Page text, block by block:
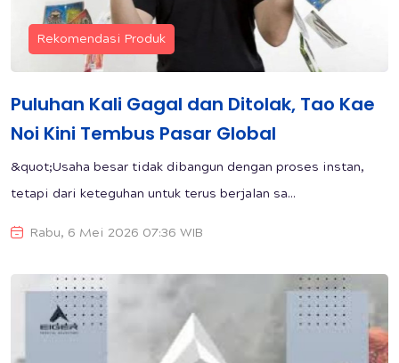
Rekomendasi Produk
Puluhan Kali Gagal dan Ditolak, Tao Kae
Noi Kini Tembus Pasar Global
&quot;Usaha besar tidak dibangun dengan proses instan,
tetapi dari keteguhan untuk terus berjalan sa...
Rabu, 6 Mei 2026 07:36 WIB